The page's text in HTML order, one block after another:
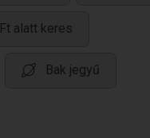
alatt keres
Bak jegyű